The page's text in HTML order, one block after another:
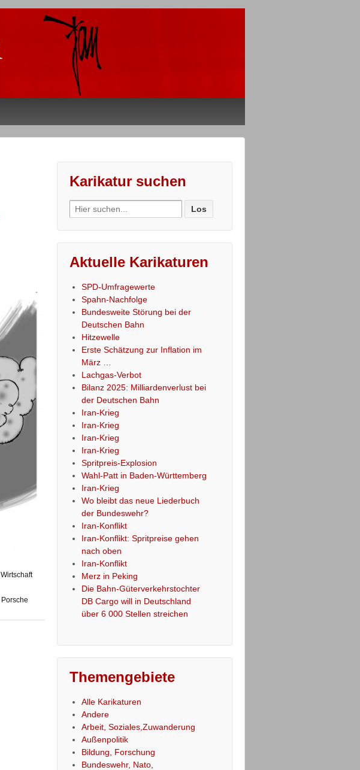
Wirtschaft
Porsche
Karikatur suchen
Search
for:
Aktuelle Karikaturen
SPD-Umfragewerte
Spahn-Nachfolge
Bundesweite Störung bei der
Deutschen Bahn
Hitzewelle
Erste Schätzung zur Inflation im
März …
Lachgas-Verbot
Bilanz 2025: Milliardenverlust bei
der Deutschen Bahn
Iran-Krieg
Iran-Krieg
Iran-Krieg
Iran-Krieg
Spritpreis-Explosion
Wahl-Patt in Baden-Württemberg
Iran-Krieg
Wo bleibt das neue Liederbuch
der Bundeswehr?
Iran-Konflikt
Iran-Konflikt: Spritpreise gehen
nach oben
Iran-Konflikt
Merz in Peking
Die Bahn-Güterverkehrstochter
DB Cargo will in Deutschland
über 6 000 Stellen streichen
Themengebiete
Alle Karikaturen
Andere
Arbeit, Soziales,Zuwanderung
Außenpolitik
Bildung, Forschung
Bundeswehr, Nato,